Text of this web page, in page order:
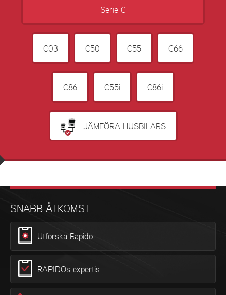
Serie C
C03 C50 C55 C66
C86 C55i C86i
JÄMFÖRA HUSBILARS
SNABB ÅTKOMST
Utforska Rapido
RAPIDOs expertis